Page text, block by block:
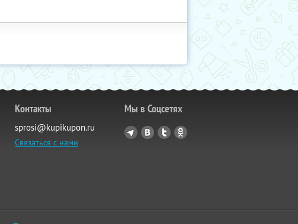
Контакты
sprosi@kupikupon.ru
Связаться с нами
Мы в Соцсетях